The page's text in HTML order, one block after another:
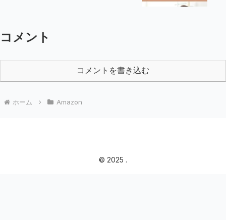
コメント
コメントを書き込む
ホーム Amazon
© 2025 .